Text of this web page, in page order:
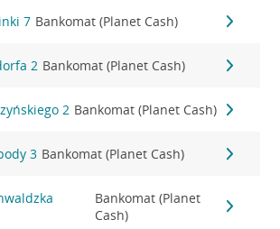
7 Bankomat (Planet Cash)
2 Bankomat (Planet Cash)
2 Bankomat (Planet Cash)
3 Bankomat (Planet Cash)
Bankomat (Planet
Cash)